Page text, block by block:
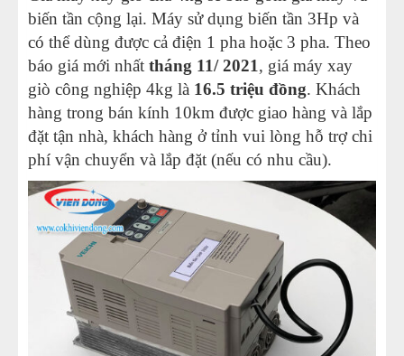
biến tần cộng lại. Máy sử dụng biến tần 3Hp và
có thể dùng được cả điện 1 pha hoặc 3 pha. Theo
báo giá mới nhất tháng 11/ 2021, giá máy xay
giò công nghiệp 4kg là 16.5 triệu đồng. Khách
hàng trong bán kính 10km được giao hàng và lắp
đặt tận nhà, khách hàng ở tỉnh vui lòng hỗ trợ chi
phí vận chuyển và lắp đặt (nếu có nhu cầu).